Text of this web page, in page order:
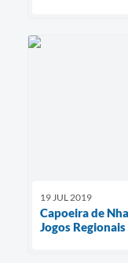
19 JUL 2019
Capoeira de
Jogos